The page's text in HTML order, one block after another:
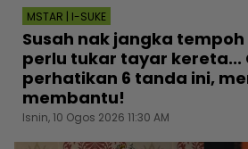
MSTAR | I-SUKE
Susah nak jangka
perlu tukar tayar kereta...
perhatikan 6 tanda ini,
membantu!
Isnin, 10 Ogos 2026 11:30 AM